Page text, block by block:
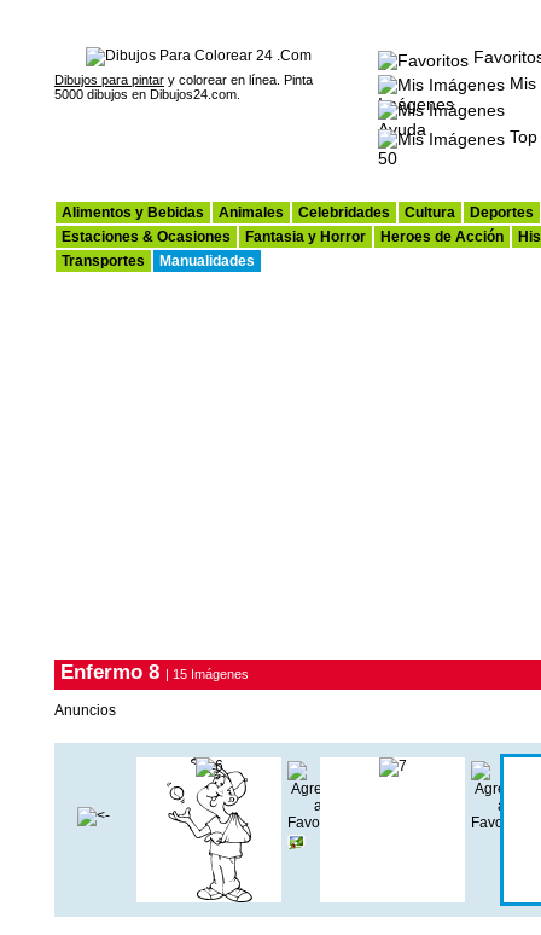
Dibujos para pintar y colorear en línea. Pinta
5000 dibujos en Dibujos24.com.
Mis
Imágenes
Ayuda
Top
50
Alimentos y Bebidas Animales Celebridades Cultura
Deportes
Estaciones & Ocasiones
Fantasia y Horror Heroes de Acción
Transportes
Manualidades
Enfermo 8 | 15 Imágenes
Anuncios